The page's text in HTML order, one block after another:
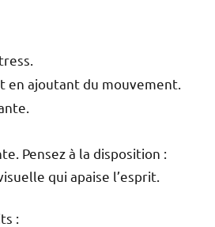
en ajoutant du mouvement.
Pensez à la disposition :
qui apaise l’esprit.
: